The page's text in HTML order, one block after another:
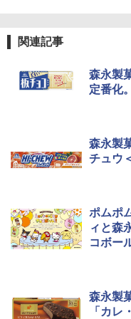
関連記事
森永製
定番化
森永製
チュウ
ポムポ
ィと森
コボー
森永製
「カレ